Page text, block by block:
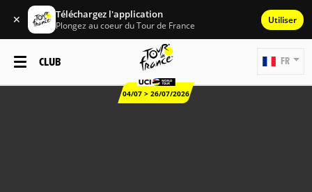
✕ Téléchargez l'application
Plongez au coeur du Tour de France Utiliser
CLUB
04/07 > 26/07/2026
FR